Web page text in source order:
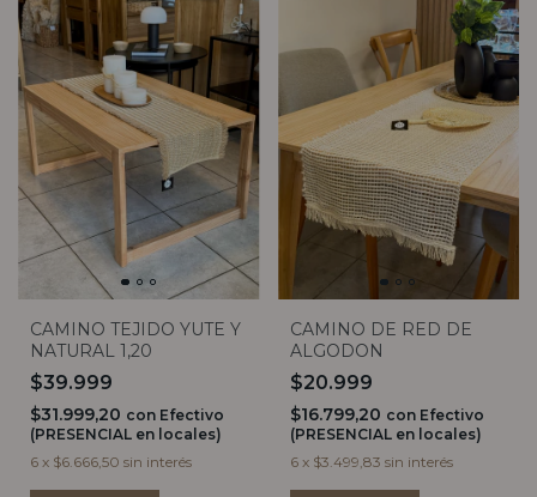
CAMINO TEJIDO YUTE Y
NATURAL 1,20
$39.999
$31.999,20 con Efectivo
(PRESENCIAL en locales)
6 x $6.666,50 sin interés
CAMINO DE RED DE
ALGODON
$20.999
$16.799,20 con Efectivo
(PRESENCIAL en locales)
6 x $3.499,83 sin interés